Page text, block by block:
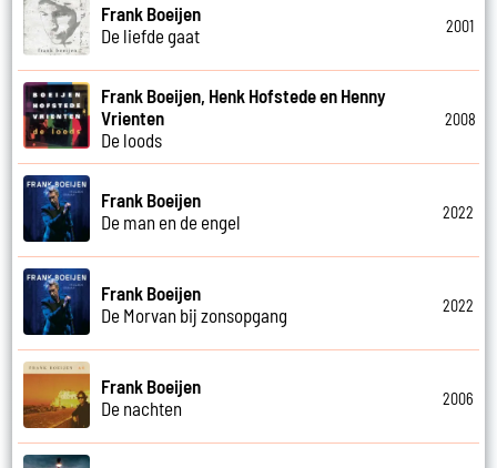
Frank Boeijen
De liefde gaat
2001
Frank Boeijen, Henk Hofstede en Henny
Vrienten
De loods
2008
Frank Boeijen
De man en de engel
2022
Frank Boeijen
De Morvan bij zonsopgang
2022
Frank Boeijen
De nachten
2006